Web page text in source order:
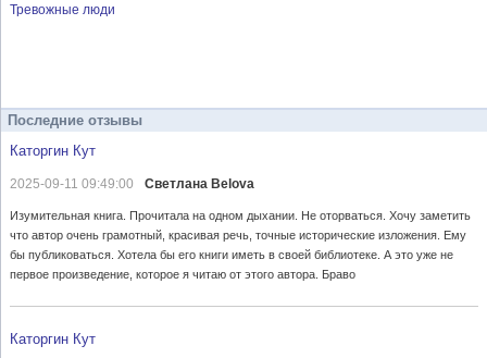
Тревожные люди
Последние отзывы
Каторгин Кут
2025-09-11 09:49:00 Светлана Belova
Изумительная книга. Прочитала на одном дыхании. Не оторваться. Хочу заметить
что автор очень грамотный, красивая речь, точные исторические изложения. Ему
бы публиковаться. Хотела бы его книги иметь в своей библиотеке. А это уже не
первое произведение, которое я читаю от этого автора. Браво
Каторгин Кут